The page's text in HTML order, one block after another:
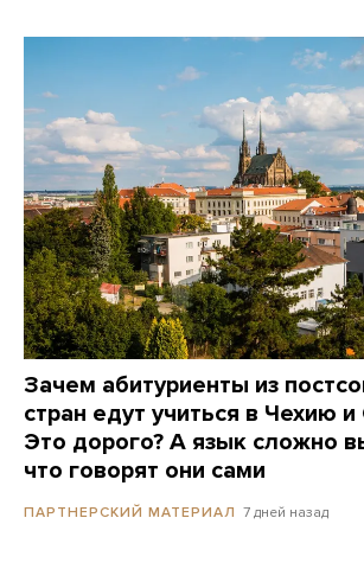
Зачем абитуриенты из
стран едут учиться в Чехию
Это дорого? А язык сложно
что говорят они сами
ПАРТНЕРСКИЙ МАТЕРИАЛ 7 дней назад